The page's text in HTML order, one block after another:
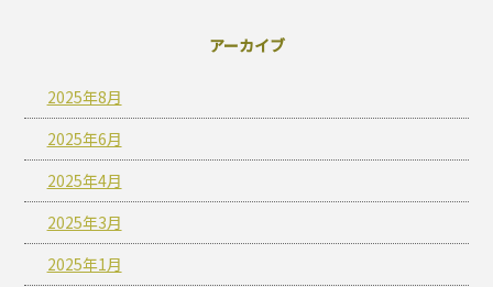
アーカイブ
2025年8月
2025年6月
2025年4月
2025年3月
2025年1月